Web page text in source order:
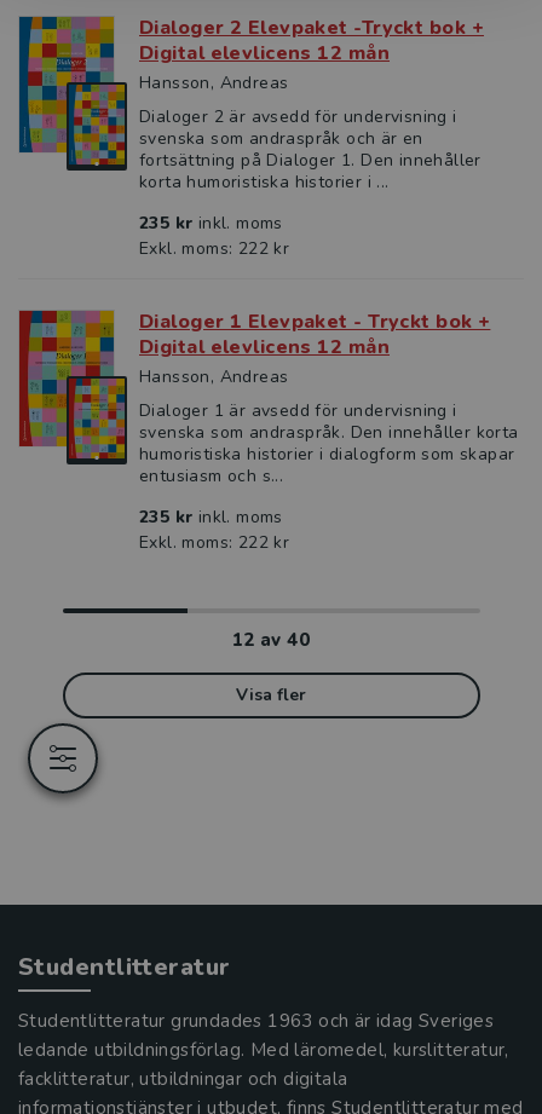
Dialoger 2 Elevpaket -Tryckt bok +
Digital elevlicens 12 mån
Hansson, Andreas
Dialoger 2 är avsedd för undervisning i
svenska som andraspråk och är en
fortsättning på Dialoger 1. Den innehåller
korta humoristiska historier i ...
235 kr inkl. moms
Exkl. moms: 222 kr
Dialoger 1 Elevpaket - Tryckt bok +
Digital elevlicens 12 mån
Hansson, Andreas
Dialoger 1 är avsedd för undervisning i
svenska som andraspråk. Den innehåller korta
humoristiska historier i dialogform som skapar
entusiasm och s...
235 kr inkl. moms
Exkl. moms: 222 kr
12 av40
Visa fler
Studentlitteratur
Studentlitteratur grundades 1963 och är idag Sveriges
ledande utbildningsförlag. Med läromedel, kurslitteratur,
facklitteratur, utbildningar och digitala
informationstjänster i utbudet, finns Studentlitteratur med